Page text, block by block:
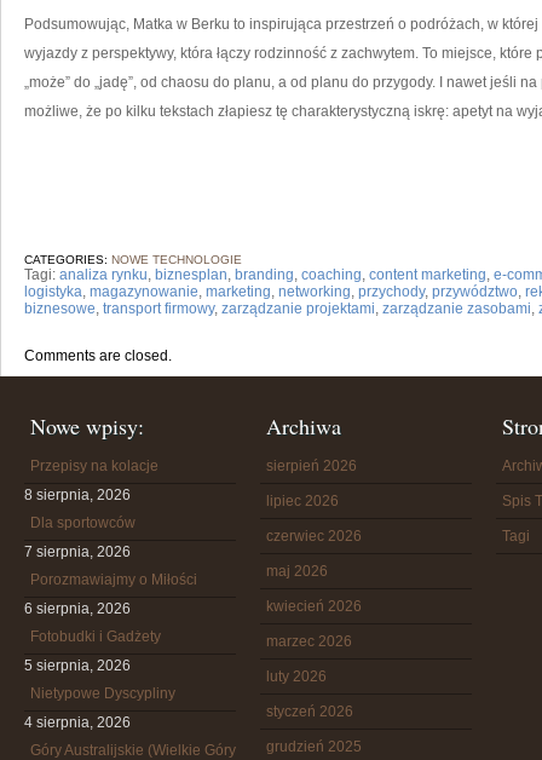
Podsumowując, Matka w Berku to inspirująca przestrzeń o podróżach, w
wyjazdy z perspektywy, która łączy rodzinność z zachwytem. To miejsce, które
„może” do „jadę”, od chaosu do planu, a od planu do przygody. I nawet jeśli
możliwe, że po kilku tekstach złapiesz tę charakterystyczną iskrę: apetyt na
CATEGORIES: NOWE TECHNOLOGIE
Tagi: analiza rynku, biznesplan, branding, coaching, content marketing, e-
logistyka, magazynowanie, marketing, networking, przychody, przywództwo,
biznesowe, transport firmowy, zarządzanie projektami, zarządzanie zasobami,
Comments are closed.
Nowe wpisy:
Przepisy na kolacje
8 sierpnia, 2026
Dla sportowców
7 sierpnia, 2026
Porozmawiajmy o Miłości
6 sierpnia, 2026
Fotobudki i Gadżety
5 sierpnia, 2026
Nietypowe Dyscypliny
4 sierpnia, 2026
Góry Australijskie (Wielkie Góry
Archiwa
sierpień 2026
lipiec 2026
czerwiec 2026
maj 2026
kwiecień 2026
marzec 2026
luty 2026
styczeń 2026
grudzień 2025
Spis
Tagi